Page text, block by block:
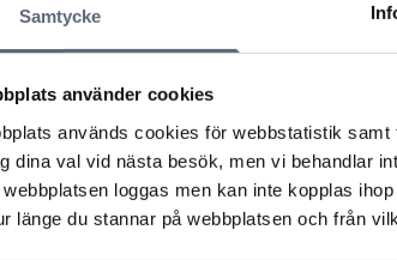
Samtycke
använder cookies
används cookies för webbstatistik
dina val vid nästa besök, men vi behandlar
loggas men kan inte kopplas
länge du stannar på webbplatsen och från
partner till Telekområdgivarna sedan
07-03
på Facebook
sidan på Linkedin